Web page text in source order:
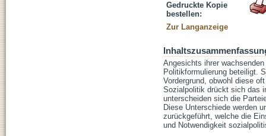
Gedruckte Kopie
bestellen:
Zur Langanzeige
Angesichts ihrer
Politikformulierung beteiligt.
Vordergrund, obwohl diese
Sozialpolitik drückt sich das
unterscheiden sich die
Diese Unterschiede werden
zurückgeführt, welche die
und Notwendigkeit